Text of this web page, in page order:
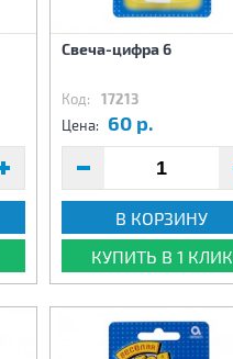
Свеча-цифра 6
Код: 17213
Цена: 60 р.
В КОРЗИНУ
КУПИТЬ В 1 КЛИК